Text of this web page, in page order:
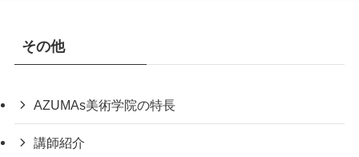
その他
AZUMAs美術学院の特長
講師紹介